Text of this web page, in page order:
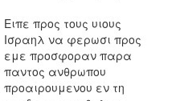
Ειπε προς τους υιους
Ισραηλ να φερωσι προς
εμε προσφοραν παρα
παντος ανθρωπου
προαιρουμενου εν τη